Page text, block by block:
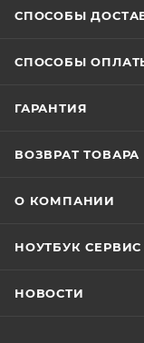
СПОСОБЫ
СПОСОБЫ
ГАРАНТИЯ
ВОЗВРАТ ТОВАРА
О КОМПАНИИ
НОУТБУК СЕРВИС
НОВОСТИ